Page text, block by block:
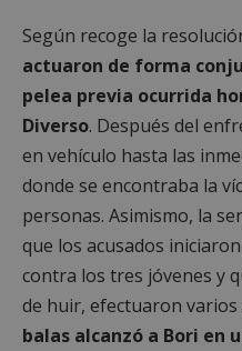
Según recoge la
actuaron de forma
pelea previa ocurrida
Diverso. Después del
en vehículo hasta las
donde se encontraba la
personas. Asimismo, la
que los acusados
contra los tres jóvenes y
de huir, efectuaron varios
balas alcanzó a Bori en